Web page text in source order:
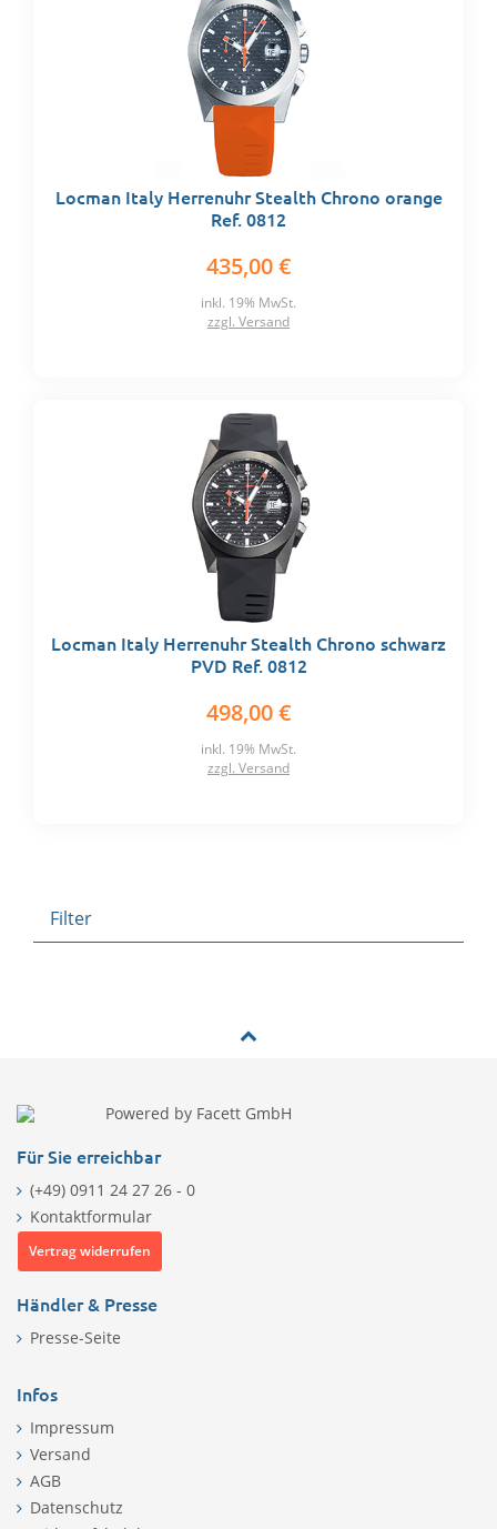
Locman Italy Herrenuhr Stealth Chrono orange
Ref. 0812
435,00 €
inkl. 19% MwSt.
zzgl. Versand
Locman Italy Herrenuhr Stealth Chrono schwarz
PVD Ref. 0812
498,00 €
inkl. 19% MwSt.
zzgl. Versand
Filter
Powered by Facett GmbH
Für Sie erreichbar
(+49) 0911 24 27 26 - 0
Kontaktformular
Vertrag widerrufen
Händler & Presse
Presse-Seite
Infos
Impressum
Versand
AGB
Datenschutz